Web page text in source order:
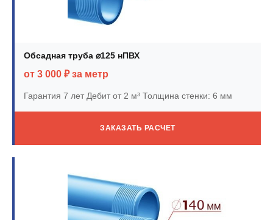
Обсадная труба ⌀125 нПВХ
от 3 000 ₽ за метр
Гарантия 7 летДебит от 2 м³ Толщина стенки: 6 мм
ЗАКАЗАТЬ РАСЧЕТ